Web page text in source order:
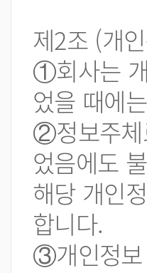
제2조 (개
①회사는
었을 때에
②정보주체
었음에도
해당 개인
합니다.
③개인정보